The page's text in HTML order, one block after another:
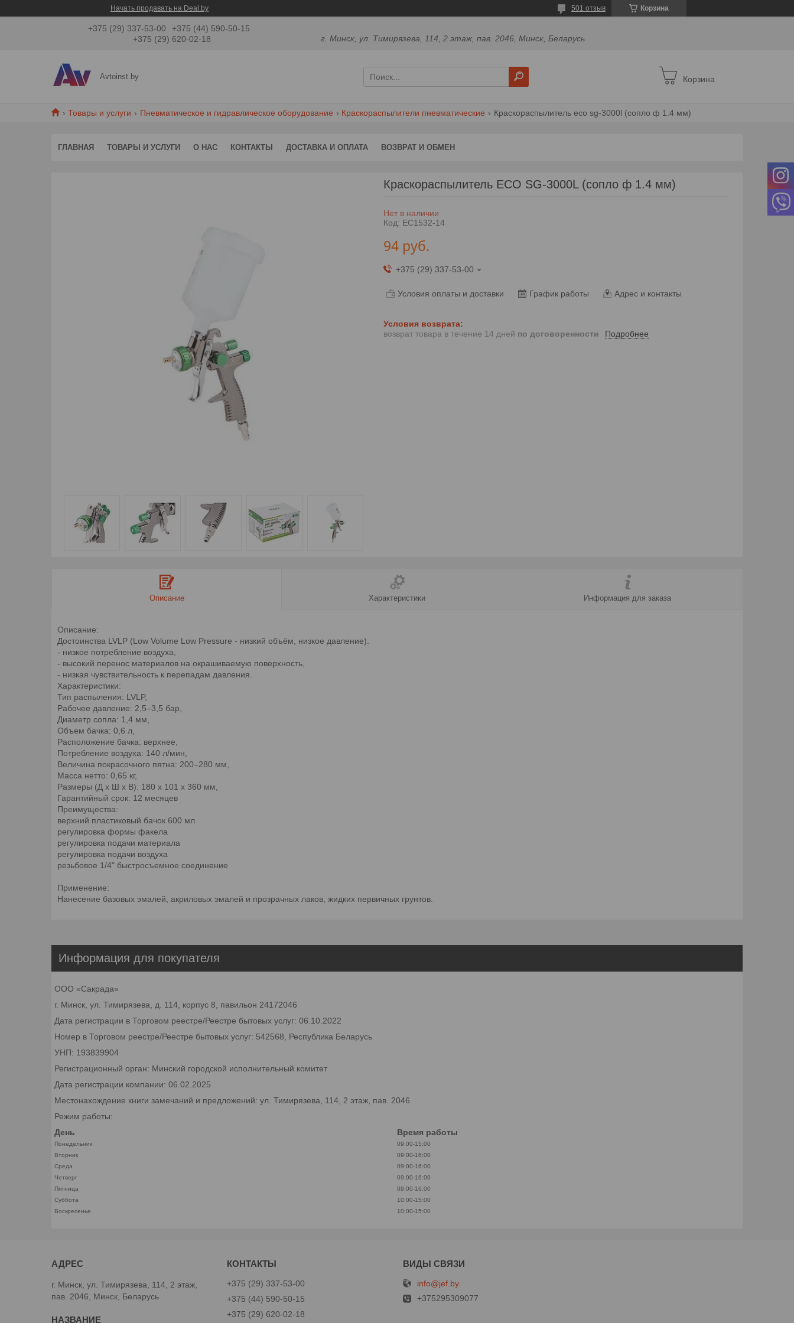
Начать продавать на Deal.by Корзина
501 отзыв
+375 (29) 337-53-00
+375 (44) 590-50-15
+375 (29) 620-02-18
г. Минск, ул. Тимирязева, 114, 2 этаж, пав. 2046, Минск, Беларусь
Avtoinst.by Корзина
Товары и услуги Пневматическое и гидравлическое оборудование Краскораспылители пневматические Краскораспылитель eco sg-3000l (сопло ф 1.4 мм)
ГЛАВНАЯ ТОВАРЫ И УСЛУГИ О НАС КОНТАКТЫ ДОСТАВКА И ОПЛАТА ВОЗВРАТ И ОБМЕН
Краскораспылитель ECO SG-3000L (сопло ф 1.4 мм)
Нет в наличии
Код: EC1532-14
94 руб.
+375 (29) 337-53-00
Условия оплаты и доставки График работы Адрес и контакты
возврат товара в течение 14 дней по договоренности Подробнее
Описание Характеристики Информация для заказа
Описание:
Достоинства LVLP (Low Volume Low Pressure - низкий объём, низкое давление):
- низкое потребление воздуха,
- высокий перенос материалов на окрашиваемую поверхность,
- низкая чувствительность к перепадам давления.
Характеристики:
Тип распыления: LVLP,
Рабочее давление: 2,5–3,5 бар,
Диаметр сопла: 1,4 мм,
Объем бачка: 0,6 л,
Расположение бачка: верxнее,
Потребление воздуxа: 140 л/мин,
Величина покрасочного пятна: 200–280 мм,
Масса нетто: 0,65 кг,
Размеры (Д x Ш x В): 180 x 101 x 360 мм,
Гарантийный срок: 12 месяцев
Преимущества:
верхний пластиковый бачок 600 мл
регулировка формы факела
регулировка подачи материала
регулировка подачи воздуха
резьбовое 1/4" быстросъемное соединение
Применение:
Нанесение базовых эмалей, акриловых эмалей и прозрачных лаков, жидких первичных грунтов.
Информация для покупателя
ООО «Сакрада»
г. Минск, ул. Тимирязева, д. 114, корпус 8, павильон 24172046
Дата регистрации в Торговом реестре/Реестре бытовых услуг: 06.10.2022
Номер в Торговом реестре/Реестре бытовых услуг: 542568, Республика Беларусь
УНП: 193839904
Регистрационный орган: Минский городской исполнительный комитет
Дата регистрации компании: 06.02.2025
Местонахождение книги замечаний и предложений: ул. Тимирязева, 114, 2 этаж, пав. 2046
Режим работы:
День
Время работы
Понедельник
09:00-15:00
Вторник
09:00-16:00
Среда
09:00-16:00
Четверг
09:00-16:00
Пятница
09:00-16:00
Суббота
10:00-15:00
Воскресенье
10:00-15:00
г. Минск, ул. Тимирязева, 114, 2 этаж,
пав. 2046, Минск, Беларусь
+375 (29) 337-53-00
+375 (44) 590-50-15
+375 (29) 620-02-18
info@jef.by
+375295309077